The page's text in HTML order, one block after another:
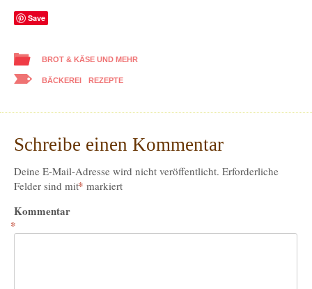
Save
BROT & KÄSE UND MEHR
BÄCKEREI REZEPTE
Schreibe einen Kommentar
Deine E-Mail-Adresse wird nicht veröffentlicht. Erforderliche
Felder sind mit* markiert
Kommentar
*